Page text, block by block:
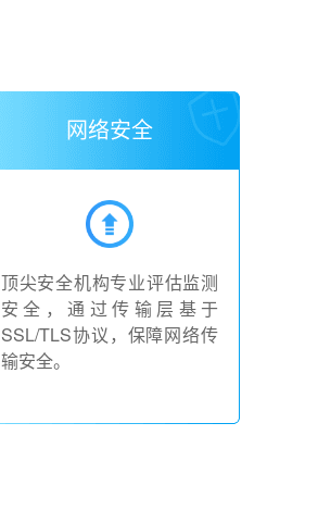
网络安全
顶尖安全机构专业评估监测
安全，通过传输层基于
SSL/TLS协议，保障网络传
输安全。